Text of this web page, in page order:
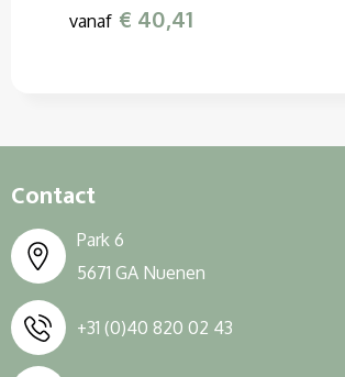
vanaf € 40,41
Contact
Park 6
5671 GA Nuenen
+31 (0)40 820 02 43